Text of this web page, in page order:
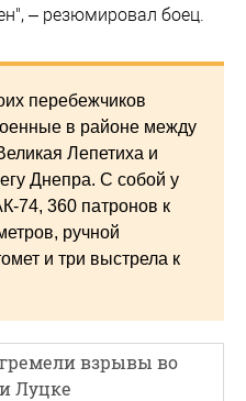
– резюмировал боец.
перебежчиков
в районе между
Лепетиха и
Днепра. С собой у
74, 360 патронов к
ручной
и три выстрела к
взрывы во
Луцке